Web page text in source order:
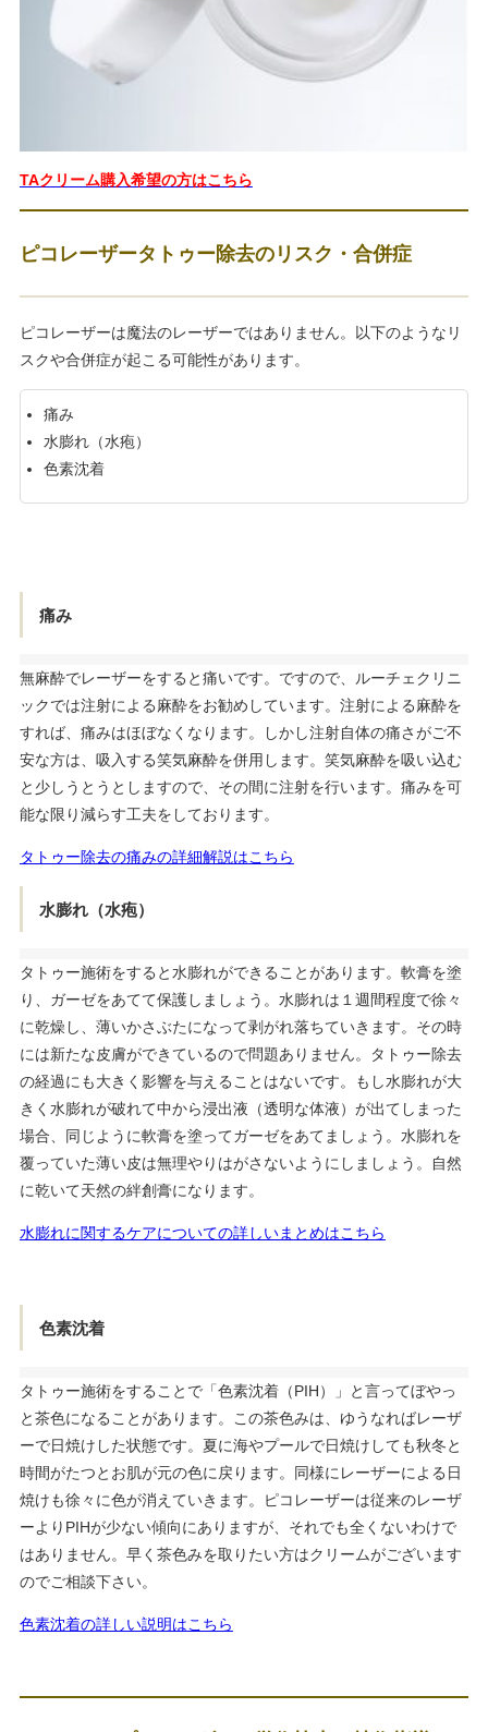
TAクリーム購入希望の方はこちら
ピコレーザータトゥー除去のリスク・合併症
ピコレーザーは魔法のレーザーではありません。以下のようなリ
スクや合併症が起こる可能性があります。
痛み
水膨れ（水疱）
色素沈着
痛み
無麻酔でレーザーをすると痛いです。ですので、ルーチェクリニ
ックでは注射による麻酔をお勧めしています。注射による麻酔を
すれば、痛みはほぼなくなります。しかし注射自体の痛さがご不
安な方は、吸入する笑気麻酔を併用します。笑気麻酔を吸い込む
と少しうとうとしますので、その間に注射を行います。痛みを可
能な限り減らす工夫をしております。
タトゥー除去の痛みの詳細解説はこちら
水膨れ（水疱）
タトゥー施術をすると水膨れができることがあります。軟膏を塗
り、ガーゼをあてて保護しましょう。水膨れは１週間程度で徐々
に乾燥し、薄いかさぶたになって剥がれ落ちていきます。その時
には新たな皮膚ができているので問題ありません。タトゥー除去
の経過にも大きく影響を与えることはないです。もし水膨れが大
きく水膨れが破れて中から浸出液（透明な体液）が出てしまった
場合、同じように軟膏を塗ってガーゼをあてましょう。水膨れを
覆っていた薄い皮は無理やりはがさないようにしましょう。自然
に乾いて天然の絆創膏になります。
水膨れに関するケアについての詳しいまとめはこちら
色素沈着
タトゥー施術をすることで「色素沈着（PIH）」と言ってぼやっ
と茶色になることがあります。この茶色みは、ゆうなればレーザ
ーで日焼けした状態です。夏に海やプールで日焼けしても秋冬と
時間がたつとお肌が元の色に戻ります。同様にレーザーによる日
焼けも徐々に色が消えていきます。ピコレーザーは従来のレーザ
ーよりPIHが少ない傾向にありますが、それでも全くないわけで
はありません。早く茶色みを取りたい方はクリームがございます
のでご相談下さい。
色素沈着の詳しい説明はこちら